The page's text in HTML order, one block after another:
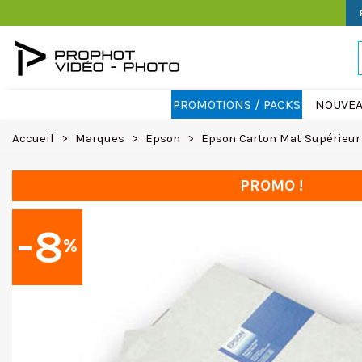
PROMOTIONS / PACKS
Accueil > Marques > Epson > Epson Carton Mat
-8%
PROMO !